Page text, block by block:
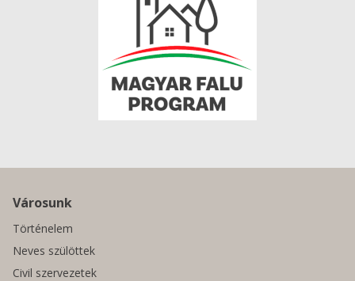
Városunk
Történelem
Neves szülöttek
Civil szervezetek